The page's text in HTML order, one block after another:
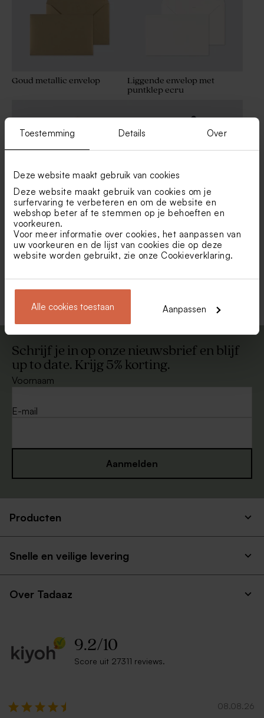
Toestemming Details Over
Deze website maakt gebruik van cookies
Deze website maakt gebruik van cookies om je
surfervaring te verbeteren en om de website en
webshop beter af te stemmen op je behoeften en
voorkeuren.
Voor meer informatie over cookies, het aanpassen van
uw voorkeuren en de lijst van cookies die op deze
website worden gebruikt, zie onze Cookieverklaring.
Alle cookies toestaan Aanpassen
Goud metallic envelop
Liggende envelop met
puntklep ecru
Zachtroze envelop met
puntklep
puntklep
Bekijk alle Enveloppen
Schrijf je in op onze nieuwsbrief en blijf
up to date. Krijg 5% korting.
Voornaam
E-mail
Aanmelden
Producten
Snelle en veilige levering
Over Tadaaz
9.2/10
Score uit 27311 reviews.
08.08.26